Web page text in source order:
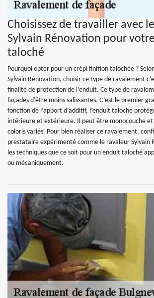
Choisissez de travailler avec
Sylvain Rénovation pour
taloché
Pourquoi opter pour un crépi finition talochée ?
Sylvain Rénovation, choisir ce type de ravalement
finalité de protection de l’enduit. Ce type de
façades d’être moins salissantes. C’est le premier
fonction de l’apport d’additif, l’enduit taloché
intérieure et extérieure. Il peut être monocouche et
coloris variés. Pour bien réaliser ce ravalement,
prestataire expérimenté comme le ravaleur Sylvain
les techniques que ce soit pour un enduit taloché
ou mécaniquement.